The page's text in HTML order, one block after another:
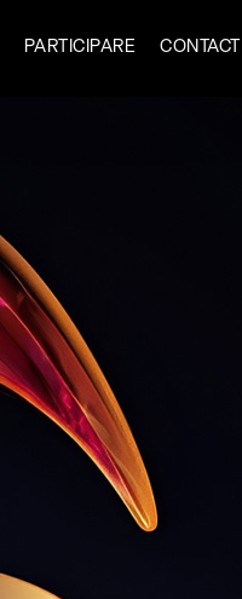
PARTICIPARE CONTACT